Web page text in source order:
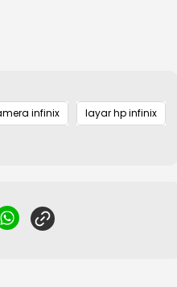
infinix layar hp infinix